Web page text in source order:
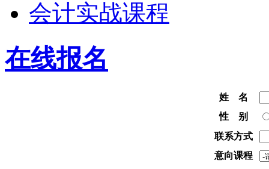
会计实战课程
在线报名
姓 名
性 别
联系方式
意向课程